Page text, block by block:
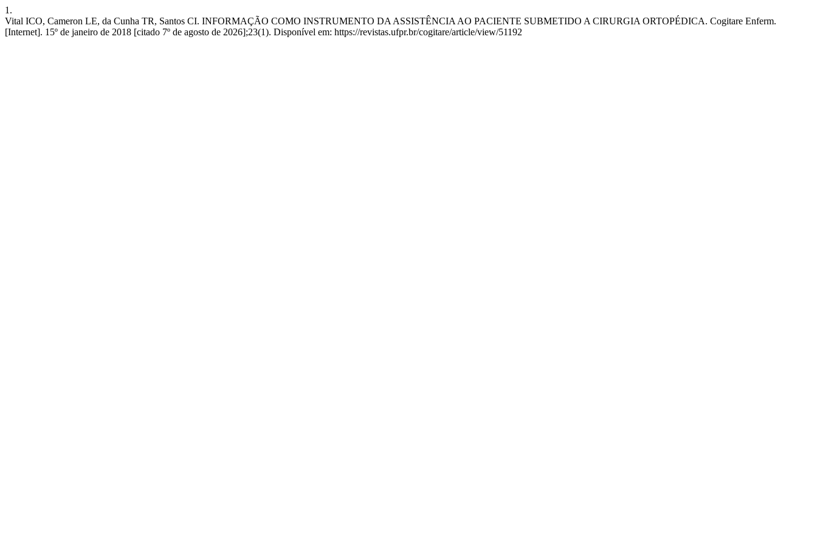
1.
Vital ICO, Cameron LE, da Cunha TR, Santos CI. INFORMAÇÃO COMO INSTRUMENTO DA ASSISTÊNCIA AO PACIENTE SUBMETIDO A CIRURGIA ORTOPÉDICA. Cogitare Enferm.
[Internet]. 15º de janeiro de 2018 [citado 7º de agosto de 2026];23(1). Disponível em: https://revistas.ufpr.br/cogitare/article/view/51192